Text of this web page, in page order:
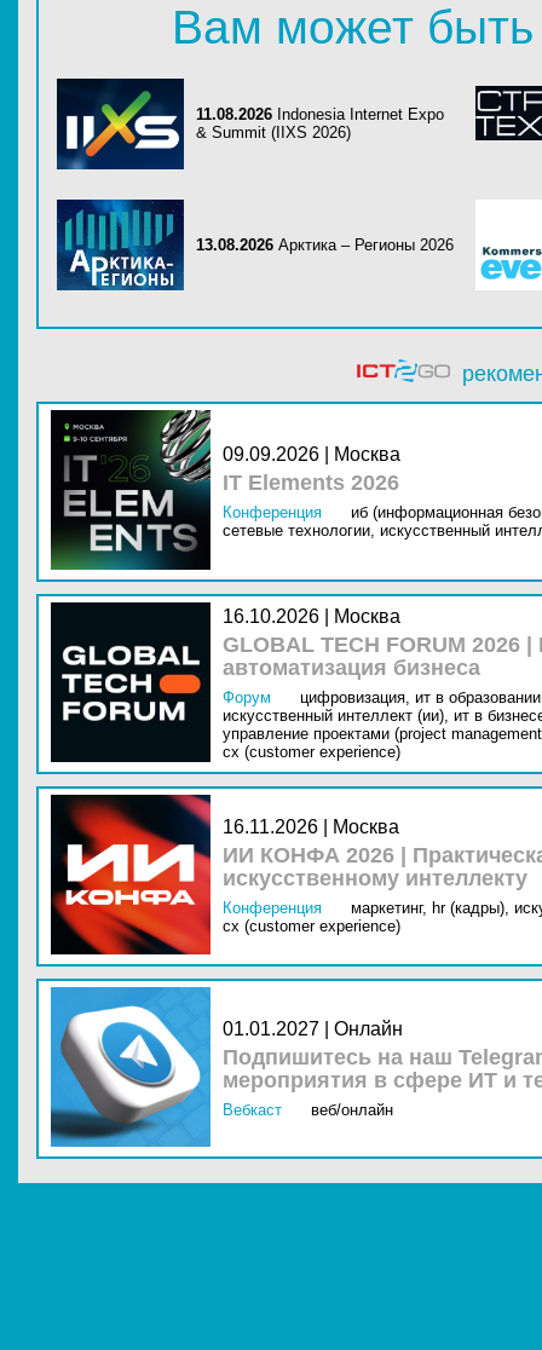
Вам может быть
11.08.2026 Indonesia Internet Expo
& Summit (IIXS 2026)
13.08.2026 Арктика – Регионы 2026
09.09.2026 | Москва
IT Elements 2026
Конференция
иб (информационная
сетевые технологии, искусственный
16.10.2026 | Москва
GLOBAL TECH FORUM
автоматизация бизнеса
Форум цифровизация, ит в
искусственный интеллект (ии), ит в
управление проектами (project
cx (customer experience)
16.11.2026 | Москва
ИИ КОНФА 2026 |
искусственному интеллекту
Конференция маркетинг, hr (кадры),
cx (customer experience)
01.01.2027 | Онлайн
Подпишитесь на наш
мероприятия в сфере ИТ и
Вебкаст веб/онлайн